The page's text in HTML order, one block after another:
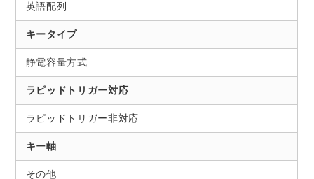
英語配列
キータイプ
静電容量方式
ラピッドトリガー対応
ラピッドトリガー非対応
キー軸
その他